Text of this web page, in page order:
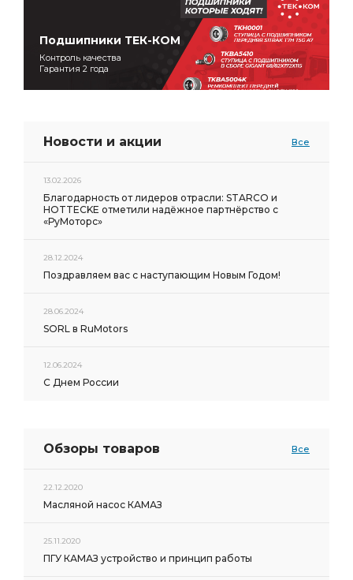
Подшипники ТЕК-КОМ
Контроль качества
Гарантия 2 года
Новости и акции Все
13.02.2026
Благодарность от лидеров отрасли: STARCO и
HOTTECKE отметили надёжное партнёрство с
«РуМоторс»
28.12.2024
Поздравляем вас с наступающим Новым Годом!
28.06.2024
SORL в RuMotors
12.06.2024
С Днем России
Обзоры товаров Все
22.12.2020
Масляной насос КАМАЗ
25.11.2020
ПГУ КАМАЗ устройство и принцип работы